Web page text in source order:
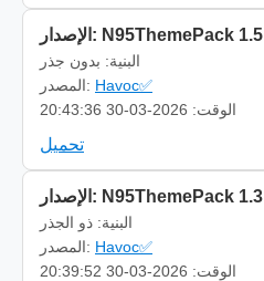
الإصدار: N95ThemePack 1.5
البنية: بدون جذر
المصدر: Havoc✅
الوقت: 2026-03-30 20:43:36
تحميل
الإصدار: N95ThemePack 1.3
البنية: ذو الجذر
المصدر: Havoc✅
الوقت: 2026-03-30 20:39:52